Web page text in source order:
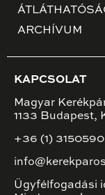
ARCHÍVUM
KAPCSOLAT
Magyar
1133 Budapest,
+36 (1) 3150590
Ügyfélfogadási